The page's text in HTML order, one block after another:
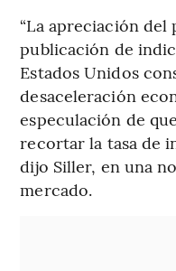
“La apreciación del
publicación de
Estados Unidos
desaceleración
especulación de
recortar la tasa de
dijo Siller, en una
mercado.